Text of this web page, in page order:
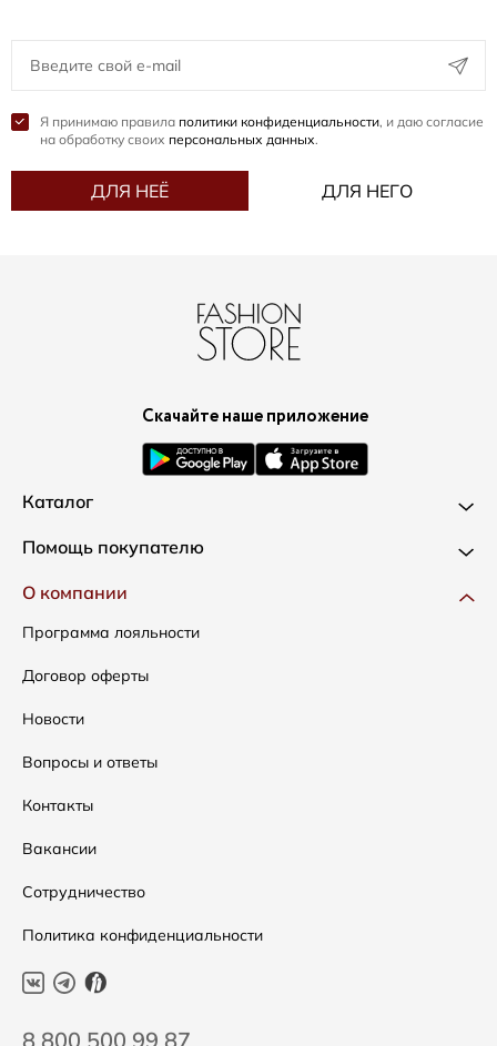
Я принимаю правила политики конфиденциальности, и даю согласие
на обработку своих персональных данных.
ДЛЯ НЕЁ ДЛЯ НЕГО
Скачайте наше приложение
Каталог
Новинки
Одежда
Сумки
Аксессуары
Скидки
Помощь покупателю
Доставка и оплата
Как оформить заказ
Условия возвратов
Таблица размеров
Уход за одеждой
О компании
Программа лояльности
Договор оферты
Новости
Вопросы и ответы
Контакты
Вакансии
Сотрудничество
Политика конфиденциальности
8 800 500 99 87